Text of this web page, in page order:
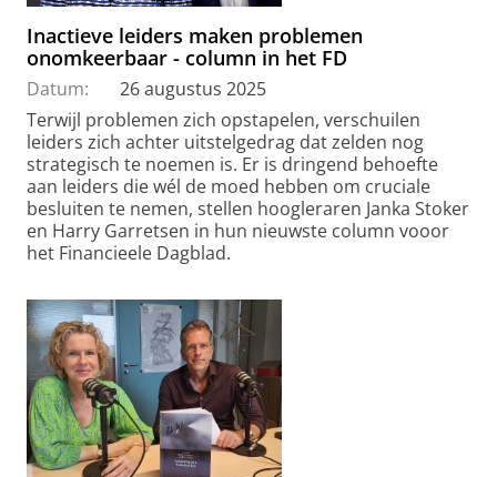
Inactieve leiders maken problemen
onomkeerbaar - column in het FD
Datum:
26 augustus 2025
Terwijl problemen zich opstapelen, verschuilen
leiders zich achter uitstelgedrag dat zelden nog
strategisch te noemen is. Er is dringend behoefte
aan leiders die wél de moed hebben om cruciale
besluiten te nemen, stellen hoogleraren Janka Stoker
en Harry Garretsen in hun nieuwste column vooor
het Financieele Dagblad.